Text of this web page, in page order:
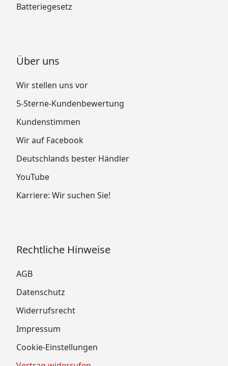
Batteriegesetz
Über uns
Wir stellen uns vor
5-Sterne-Kundenbewertung
Kundenstimmen
Wir auf Facebook
Deutschlands bester Händler
YouTube
Karriere: Wir suchen Sie!
Rechtliche Hinweise
AGB
Datenschutz
Widerrufsrecht
Impressum
Cookie-Einstellungen